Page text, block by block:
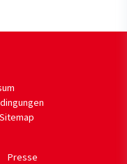
Sitemap
Presse